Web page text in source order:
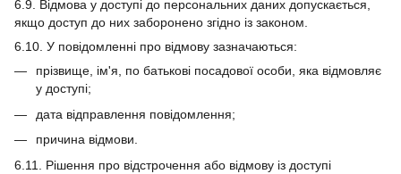
6.9. Відмова у доступі до персональних даних допускається,
якщо доступ до них заборонено згідно із законом.
6.10. У повідомленні про відмову зазначаються:
прізвище, ім'я, по батькові посадової особи, яка відмовляє
у доступі;
дата відправлення повідомлення;
причина відмови.
6.11. Рішення про відстрочення або відмову із доступі